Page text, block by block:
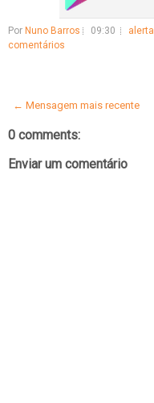
Por Nuno Barros 09:30 alerta
comentários
← Mensagem mais recente
0 comments:
Enviar um comentário